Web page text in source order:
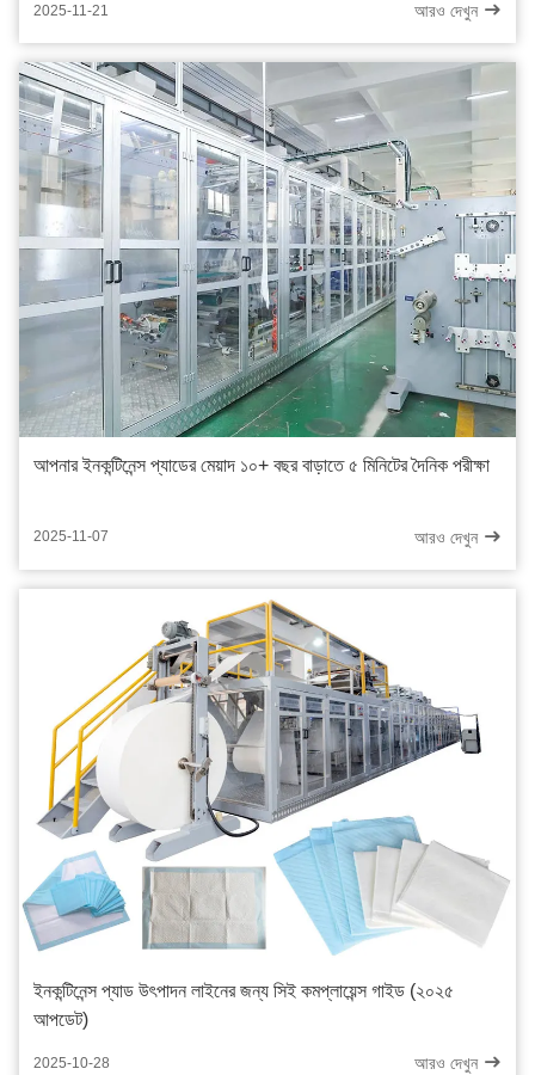
2025-11-21 আরও দেখুন
আপনার ইনকন্টিনেন্স প্যাডের মেয়াদ ১০+ বছর বাড়াতে ৫ মিনিটের দৈনিক পরীক্ষা
2025-11-07 আরও দেখুন
ইনকন্টিনেন্স প্যাড উৎপাদন লাইনের জন্য সিই কমপ্লায়েন্স গাইড (২০২৫
আপডেট)
2025-10-28 আরও দেখুন